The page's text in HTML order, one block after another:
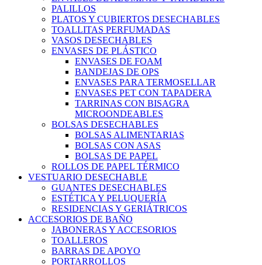
PALILLOS
PLATOS Y CUBIERTOS DESECHABLES
TOALLITAS PERFUMADAS
VASOS DESECHABLES
ENVASES DE PLÁSTICO
ENVASES DE FOAM
BANDEJAS DE OPS
ENVASES PARA TERMOSELLAR
ENVASES PET CON TAPADERA
TARRINAS CON BISAGRA
MICROONDEABLES
BOLSAS DESECHABLES
BOLSAS ALIMENTARIAS
BOLSAS CON ASAS
BOLSAS DE PAPEL
ROLLOS DE PAPEL TÉRMICO
VESTUARIO DESECHABLE
GUANTES DESECHABLES
ESTÉTICA Y PELUQUERÍA
RESIDENCIAS Y GERIÁTRICOS
ACCESORIOS DE BAÑO
JABONERAS Y ACCESORIOS
TOALLEROS
BARRAS DE APOYO
PORTARROLLOS